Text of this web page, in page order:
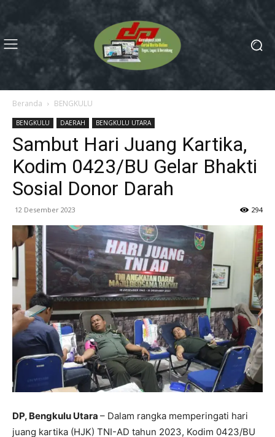
Beranda BENGKULU
BENGKULU DAERAH BENGKULU UTARA
Sambut Hari Juang Kartika,
Kodim 0423/BU Gelar Bhakti
Sosial Donor Darah
12 Desember 2023 294
DP, Bengkulu Utara – Dalam rangka memperingati hari
juang kartika (HJK) TNI-AD tahun 2023, Kodim 0423/BU